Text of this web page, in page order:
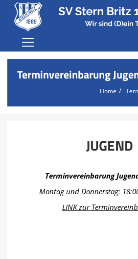
Home
Der Verein
Anmeldung
Sponsoren
Terminvereinbarung
Home
JUGEND
Terminvereinbarung
Montag und Donnerstag:
LINK zur